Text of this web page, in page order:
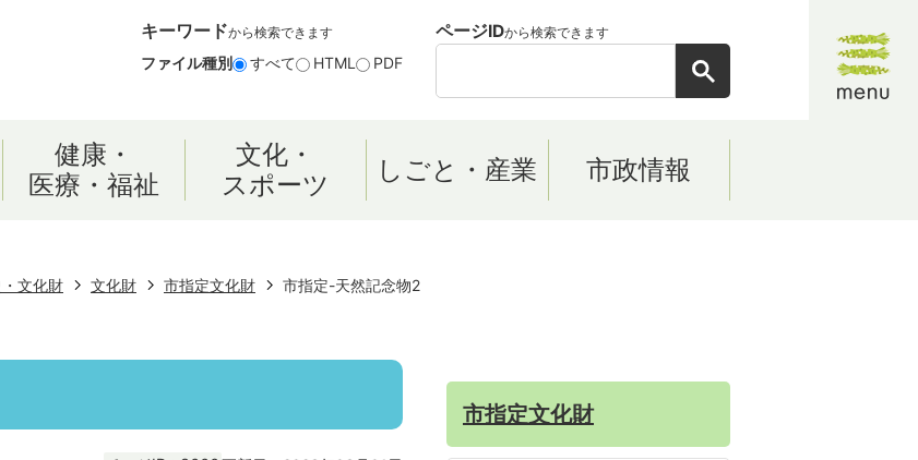
キーワードから検索できます
ファイル種別 すべて HTML PDF
ページIDから検索できます
健康・
医療・福祉
文化・
スポーツ
しごと・産業 市政情報
文化財 文化財 市指定文化財
市指定-天然記念物2
市指定文化財